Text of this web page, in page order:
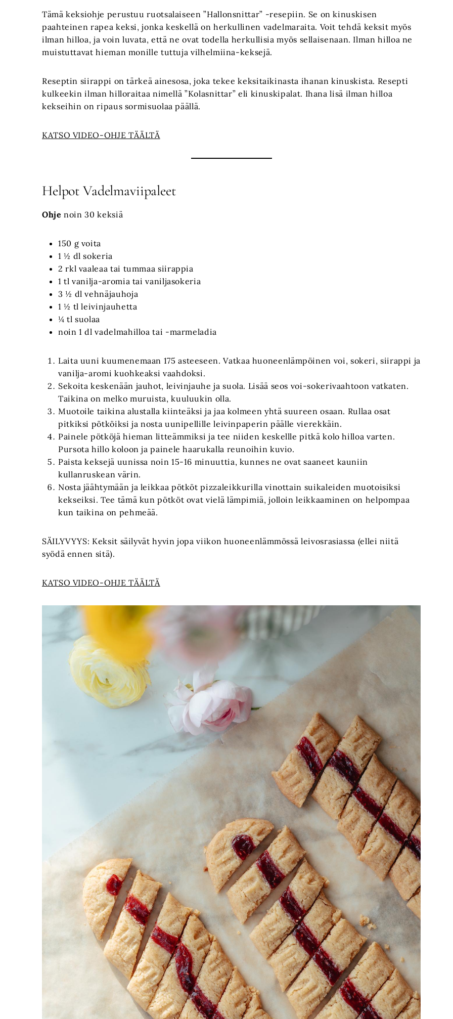
Tämä keksiohje perustuu ruotsalaiseen ”Hallonsnittar” -resepiin. Se on kinuskisen
paahteinen rapea keksi, jonka keskellä on herkullinen vadelmaraita. Voit tehdä keksit myös
ilman hilloa, ja voin luvata, että ne ovat todella herkullisia myös sellaisenaan. Ilman hilloa ne
muistuttavat hieman monille tuttuja vilhelmiina-keksejä.
Reseptin siirappi on tärkeä ainesosa, joka tekee keksitaikinasta ihanan kinuskista. Resepti
kulkeekin ilman hilloraitaa nimellä ”Kolasnittar” eli kinuskipalat. Ihana lisä ilman hilloa
kekseihin on ripaus sormisuolaa päällä.
KATSO VIDEO-OHJE TÄÄLTÄ
Helpot Vadelmaviipaleet
Ohje noin 30 keksiä
150 g voita
1 ½ dl sokeria
2 rkl vaaleaa tai tummaa siirappia
1 tl vanilja-aromia tai vaniljasokeria
3 ½ dl vehnäjauhoja
1 ½ tl leivinjauhetta
¼ tl suolaa
noin 1 dl vadelmahilloa tai -marmeladia
Laita uuni kuumenemaan 175 asteeseen. Vatkaa huoneenlämpöinen voi, sokeri, siirappi ja
vanilja-aromi kuohkeaksi vaahdoksi.
Sekoita keskenään jauhot, leivinjauhe ja suola. Lisää seos voi-sokerivaahtoon vatkaten.
Taikina on melko muruista, kuuluukin olla.
Muotoile taikina alustalla kiinteäksi ja jaa kolmeen yhtä suureen osaan. Rullaa osat
pitkiksi pötköiksi ja nosta uunipellille leivinpaperin päälle vierekkäin.
Painele pötköjä hieman litteämmiksi ja tee niiden keskellle pitkä kolo hilloa varten.
Pursota hillo koloon ja painele haarukalla reunoihin kuvio.
Paista keksejä uunissa noin 15-16 minuuttia, kunnes ne ovat saaneet kauniin
kullanruskean värin.
Nosta jäähtymään ja leikkaa pötköt pizzaleikkurilla vinottain suikaleiden muotoisiksi
kekseiksi. Tee tämä kun pötköt ovat vielä lämpimiä, jolloin leikkaaminen on helpompaa
kun taikina on pehmeää.
SÄILYVYYS: Keksit säilyvät hyvin jopa viikon huoneenlämmössä leivosrasiassa (ellei niitä
syödä ennen sitä).
KATSO VIDEO-OHJE TÄÄLTÄ